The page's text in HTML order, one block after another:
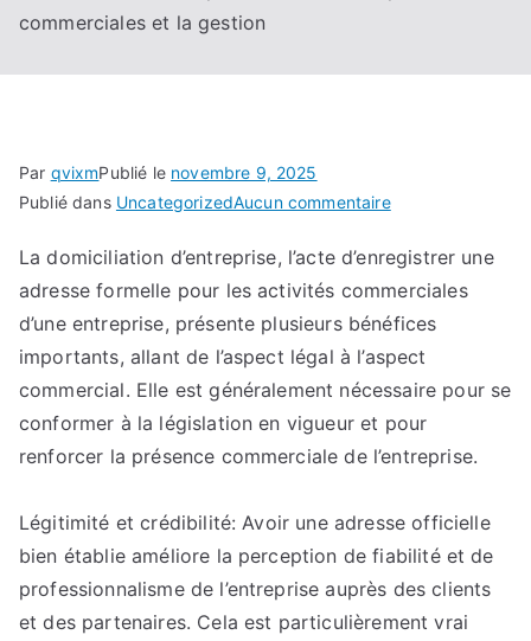
commerciales et la gestion
Par qvixmPublié le novembre 9, 2025
Publié dans UncategorizedAucun commentairesur
d’entreprise
:
faciliter
les
opérations
commerciales
et
la
La domiciliation d’entreprise, l’acte d’enregistrer une
adresse formelle pour les activités commerciales
d’une entreprise, présente plusieurs bénéfices
importants, allant de l’aspect légal à l’aspect
commercial. Elle est généralement nécessaire pour se
conformer à la législation en vigueur et pour
renforcer la présence commerciale de l’entreprise.
Légitimité et crédibilité: Avoir une adresse officielle
bien établie améliore la perception de fiabilité et de
professionnalisme de l’entreprise auprès des clients
et des partenaires. Cela est particulièrement vrai